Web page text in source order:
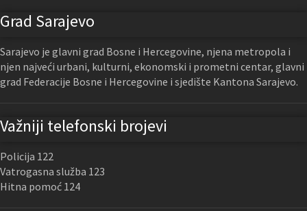
Grad Sarajevo
Sarajevo je glavni grad Bosne i Hercegovine, njena metropola i
njen najveći urbani, kulturni, ekonomski i prometni centar, glavni
grad Federacije Bosne i Hercegovine i sjedište Kantona Sarajevo.
Važniji telefonski brojevi
Policija 122
Vatrogasna služba 123
Hitna pomoć 124